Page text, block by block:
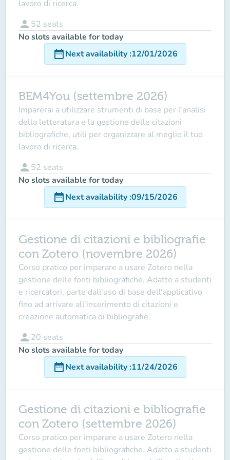
lavoro di ricerca.
person 52 seats
No slots available for today
date_rangeNext availability:12/01/2026
BEM4You (settembre 2026)
Imparerai a utilizzare strumenti di base per l’analisi
della letteratura e la gestione delle citazioni
bibliografiche, utili per organizzare al meglio il tuo
lavoro di ricerca.
person 52 seats
No slots available for today
date_rangeNext availability:09/15/2026
Gestione di citazioni e bibliografie
con Zotero (novembre 2026)
Corso pratico per imparare a usare Zotero nella
gestione delle fonti bibliografiche. Adatto a studenti
e ricercatori, parte dall'uso di base dell'applicativo
fino ad arrivare all'inserimento di citazioni e
creazione automatica di bibliografie.
person 20 seats
No slots available for today
date_rangeNext availability:11/24/2026
Gestione di citazioni e bibliografie
con Zotero (settembre 2026)
Corso pratico per imparare a usare Zotero nella
gestione delle fonti bibliografiche. Adatto a studenti